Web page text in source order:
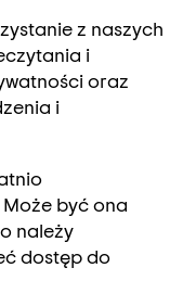
z naszych
i
oraz
i
Może być ona
należy
dostęp do